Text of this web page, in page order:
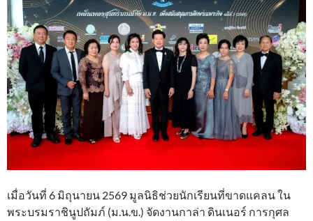
เมื่อวันที่ 6 มิถุนายน 2569 มูลนิธิช่วยนักเรียนที่ขาดแคลน ใน
พระบรมราชินูปถัมภ์ (ม.น.ข.) จัดงานกาล่า ดินเนอร์ การกุศล